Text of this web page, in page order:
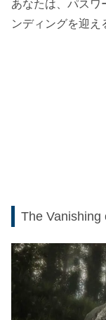
あなたは、パスワ
ンディングを迎え
The Vanishing